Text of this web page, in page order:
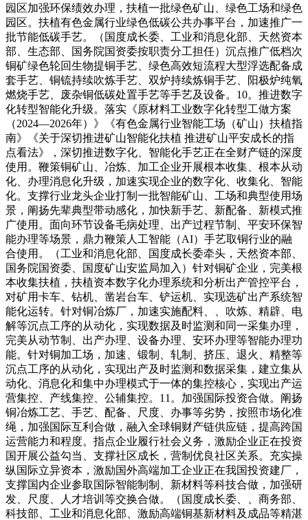
园区加强环保绩效办理，扶植一批绿色矿山、绿色工场和绿色
园区。扶植有色金属行业绿色低碳公共办事平台，加速推广一
批节能低碳手艺。（国度成长委、工业和消息化部、天然资本
部、生态部、国务院国资委按职责分工担任）沉点推广低档次
铜矿绿色轮回生物提铜手艺、绿色高效短流程大型浮选配备成
套手艺、铜锍持续吹炼手艺、双炉持续炼铜手艺、阳极炉纯氧
燃烧手艺、废杂铜低碳处置手艺等手艺及设备。10。推进数字
化转型智能化升级。落实《原材料工业数字化转型工做方案
（2024—2026年）》《有色金属行业智能工场（矿山）扶植指
南》《关于深切推进矿山智能化扶植 推进矿山平安成长的指
点看法》，深切推进数字化、智能化手艺正在全财产链的深度
使用。鞭策铜矿山、冶炼、加工企业开展根本收集、根本从动
化、办理消息化升级，加速实现企业的数字化、收集化、智能
化。支撑行业龙头企业打制一批智能矿山、工场和典型使用场
景，阐扬先辈典型带动感化，加快新手艺、新配备、新模式推
广使用。面向环节设备毛病处理、出产过程节制、平安环保智
能办理等场景，鼎力鞭策人工智能（AI）手艺取铜行业的融
合使用。（工业和消息化部、国度成长委牵头，天然资本部、
国务院国资委、国度矿山安监局加入）针对铜矿企业，完美根
本收集扶植，扶植资本数字化办理系统和分析出产管控平台，
对矿用卡车、钻机、凿岩台车、铲运机、实现选矿出产系统智
能化运转。针对铜冶炼厂，加速实施配料、、吹炼、精辟、电
解等沉点工序的从动化，实现数据及时监测和同一采集办理，
完美从动节制、出产办理、设备办理、安环办理等智能办理功
能。针对铜加工场，加速、锻制、轧制、挤压、退火、精整等
沉点工序的从动化，实现出产及时监测和数据采集，建立集从
动化、消息化和集中办理模式于一体的集控核心，实现出产运
营集控、产线集控、公辅集控。11。加强国际投资合做。阐扬
铜冶炼工艺、手艺、配备、尺度、办事等劣势，按照市场化准
绳，加强国际互利合做，融入全球铜财产链供应链，提高跨国
运营能力和程度。指点企业履行社会义务，激励企业正在投资
国开展公益勾当、支撑社区成长，营制优良社区关系。充实操
纵国际立异资本，激励国外高端加工企业正在我国投资建厂，
支撑国内企业参取国际智能制制、新材料等科技合做，加强研
发、尺度、人才培训等交换合做。（国度成长委、、商务部、
科技部、工业和消息化部、激励高端铜基新材料及成品等精湛